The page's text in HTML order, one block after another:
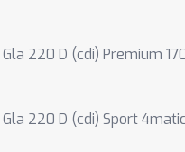
220 D (cdi) Premium
220 D (cdi) Sport